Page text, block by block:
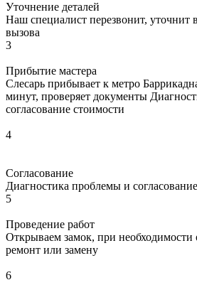
Уточнение деталей
Наш специалист перезвонит, уточнит
вызова
3
Прибытие мастера
Слесарь прибывает к метро
минут, проверяет документы
согласование стоимости
4
Согласование
Диагностика проблемы и
5
Проведение работ
Открываем замок, при необходимости
ремонт или замену
6